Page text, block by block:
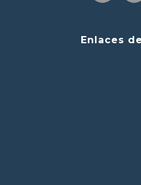
Enlaces